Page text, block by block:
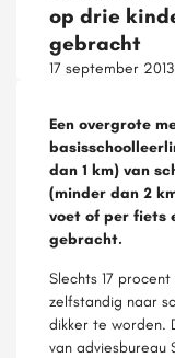
op drie
gebracht
17 september 2013
Een overgrote
dan 1 km) van
(minder dan 2
voet of per fiets
gebracht.
Slechts 17
zelfstandig naar
dikker te worden.
van adviesbureau